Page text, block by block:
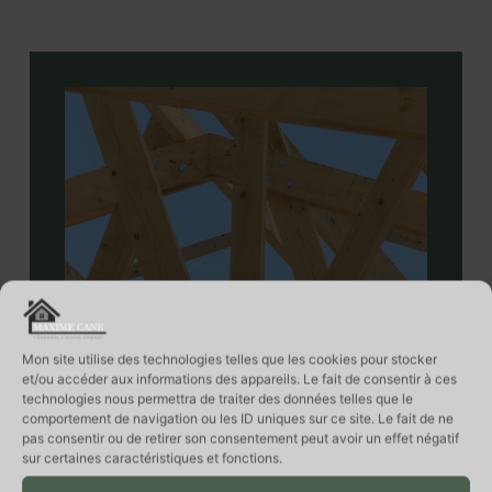
Mon site utilise des technologies telles que les cookies pour stocker
et/ou accéder aux informations des appareils. Le fait de consentir à ces
technologies nous permettra de traiter des données telles que le
comportement de navigation ou les ID uniques sur ce site. Le fait de ne
pas consentir ou de retirer son consentement peut avoir un effet négatif
sur certaines caractéristiques et fonctions.